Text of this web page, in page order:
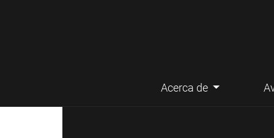
Menú principal Acerca de